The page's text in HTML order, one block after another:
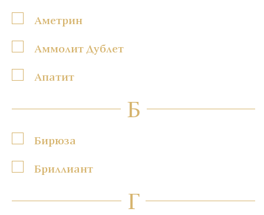
Аметрин
Аммолит Дублет
Апатит
Б
Бирюза
Бриллиант
Г